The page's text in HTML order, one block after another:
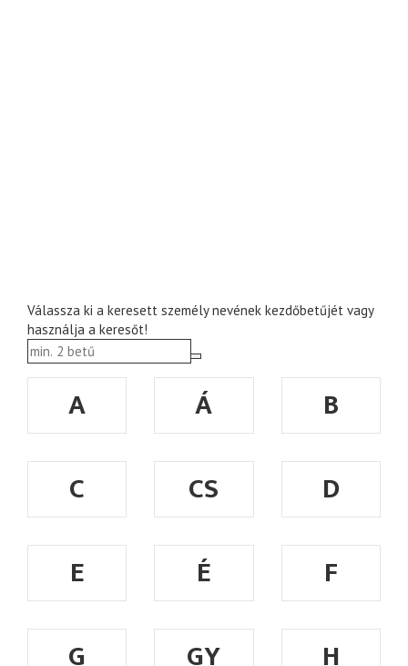
Válassza ki a keresett személy nevének kezdőbetűjét vagy
használja a keresőt!
A Á
B
C
CS
D
E
É
F